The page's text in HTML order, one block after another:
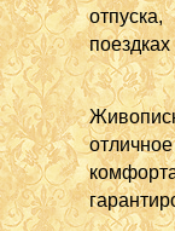
поездках